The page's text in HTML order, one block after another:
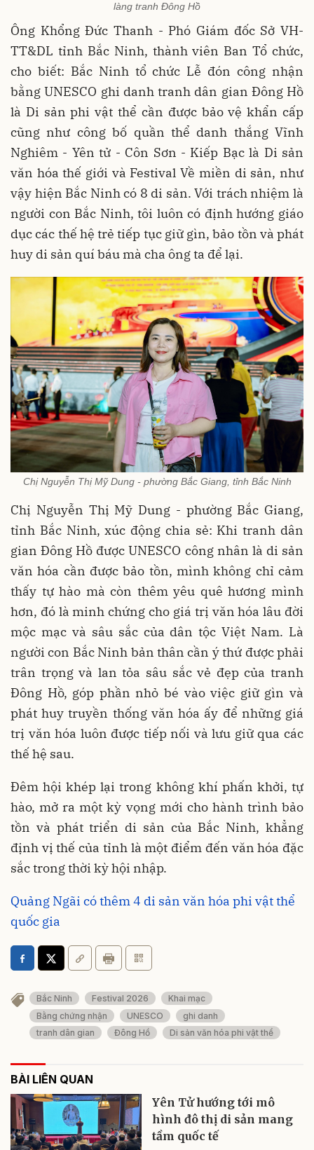
làng tranh Đông Hồ
Ông Khổng Đức Thanh - Phó Giám đốc Sở VH-
TT&DL tỉnh Bắc Ninh, thành viên Ban Tổ chức,
cho biết: Bắc Ninh tổ chức Lễ đón công nhận
bằng UNESCO ghi danh tranh dân gian Đông Hồ
là Di sản phi vật thể cần được bảo vệ khẩn cấp
cũng như công bố quần thể danh thắng Vĩnh
Nghiêm - Yên tử - Côn Sơn - Kiếp Bạc là Di sản
văn hóa thế giới và Festival Về miền di sản, như
vậy hiện Bắc Ninh có 8 di sản. Với trách nhiệm là
người con Bắc Ninh, tôi luôn có định hướng giáo
dục các thế hệ trẻ tiếp tục giữ gìn, bảo tồn và phát
huy di sản quí báu mà cha ông ta để lại.
Chị Nguyễn Thị Mỹ Dung - phường Bắc Giang, tỉnh Bắc Ninh
Chị Nguyễn Thị Mỹ Dung - phường Bắc Giang,
tỉnh Bắc Ninh, xúc động chia sẻ: Khi tranh dân
gian Đông Hồ được UNESCO công nhân là di sản
văn hóa cần được bảo tồn, mình không chỉ cảm
thấy tự hào mà còn thêm yêu quê hương mình
hơn, đó là minh chứng cho giá trị văn hóa lâu đời
mộc mạc và sâu sắc của dân tộc Việt Nam. Là
người con Bắc Ninh bản thân cần ý thứ được phải
trân trọng và lan tỏa sâu sắc vẻ đẹp của tranh
Đông Hồ, góp phần nhỏ bé vào việc giữ gìn và
phát huy truyền thống văn hóa ấy để những giá
trị văn hóa luôn được tiếp nối và lưu giữ qua các
thế hệ sau.
Đêm hội khép lại trong không khí phấn khởi, tự
hào, mở ra một kỳ vọng mới cho hành trình bảo
tồn và phát triển di sản của Bắc Ninh, khẳng
định vị thế của tỉnh là một điểm đến văn hóa đặc
sắc trong thời kỳ hội nhập.
Quảng Ngãi có thêm 4 di sản văn hóa phi vật thể
quốc gia
Bắc Ninh Festival 2026
Khai mạc
Bằng chứng nhận
UNESCO
ghi danh
tranh dân gian
Đông Hồ Di sản văn hóa phi vật thể
BÀI LIÊN QUAN
Yên Tử hướng tới mô
hình đô thị di sản mang
tầm quốc tế